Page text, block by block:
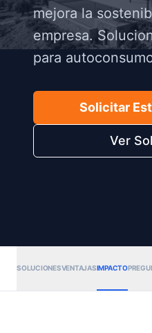
mejora la
empresa.
para
Solicitar
Ver
SOLUCIONESVENTAJASIMPACTO